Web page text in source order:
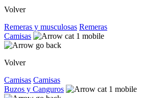
Volver
Remeras y musculosas Remeras
Camisas
Volver
Camisas Camisas
Buzos y Canguros